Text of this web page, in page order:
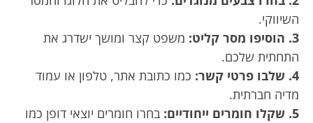
השיווקי.
3. הוסיפו מסר קליט:
משפט קצר ומושך ישדרג את
התחתית שלכם.
4. שלבו פרטי קשר:
כמו כתובת אתר, טלפון או עמוד
מדיה חברתית.
5. שקלו חומרים ייחודיים:
בחרו חומרים יוצאי דופן כמו